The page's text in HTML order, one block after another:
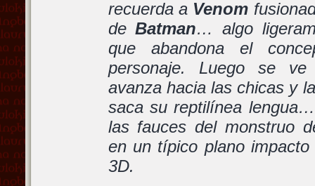
recuerda a Venom
deBatman… algo
que abandona el
personaje. Luego se
avanza hacia las chicas y
saca su reptilínea
las fauces del monstruo
en un típico plano
3D.